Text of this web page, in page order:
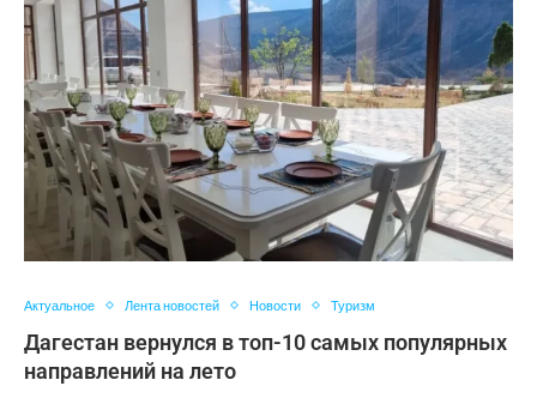
Актуальное Лента новостей Новости Туризм
Дагестан вернулся в топ-10 самых популярных
направлений на лето